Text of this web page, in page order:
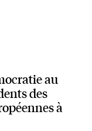
au
des
à